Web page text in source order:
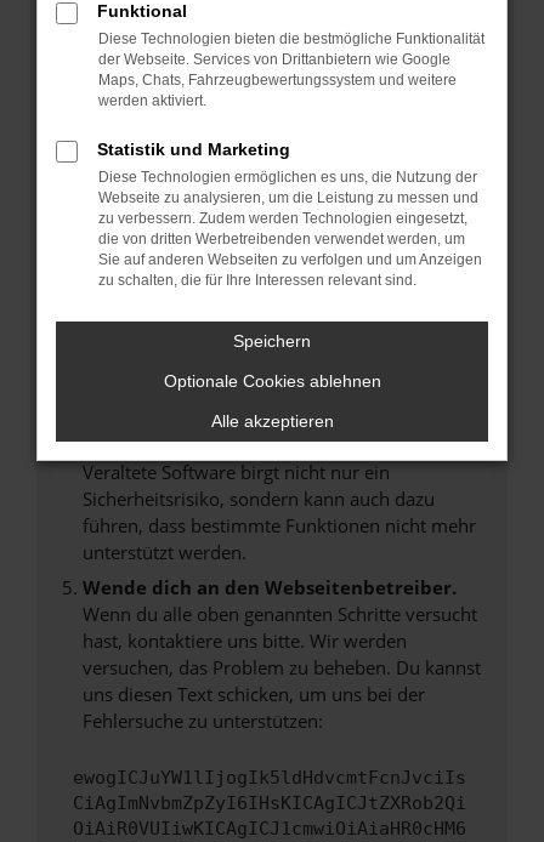
Überprüfe deine Firewall und deine
Internetverbindung.
Laden andere Webseiten, zum Beispiel deine
Suchmaschine?
Manche Erweiterungen, wie Werbeblocker,
können das Laden bestimmter Seiten
verhindern. Funktioniert die Seite in einem
anderen Browser oder in einem privaten
Fenster?
Das kann manchmal helfen, vorübergehende
Probleme zu beheben.
Stelle sicher, dass dein Browser und dein
Betriebssystem auf dem neuesten Stand
sind.
Veraltete Software birgt nicht nur ein
Sicherheitsrisiko, sondern kann auch dazu
führen, dass bestimmte Funktionen nicht mehr
unterstützt werden.
Wende dich an den Webseitenbetreiber.
Wenn du alle oben genannten Schritte versucht
hast, kontaktiere uns bitte. Wir werden
versuchen, das Problem zu beheben. Du kannst
uns diesen Text schicken, um uns bei der
Fehlersuche zu unterstützen:
ewogICJuYW1lIjogIk5ldHdvcmtFcnJvciIs
CiAgImNvbmZpZyI6IHsKICAgICJtZXRob2Qi
OiAiR0VUIiwKICAgICJ1cmwiOiAiaHR0cHM6
Funktional
Diese Technologien bieten die bestmögliche Funktionalität
der Webseite. Services von Drittanbietern wie Google
Maps, Chats, Fahrzeugbewertungssystem und weitere
werden aktiviert.
Statistik und Marketing
Diese Technologien ermöglichen es uns, die Nutzung der
Webseite zu analysieren, um die Leistung zu messen und
zu verbessern. Zudem werden Technologien eingesetzt,
die von dritten Werbetreibenden verwendet werden, um
Sie auf anderen Webseiten zu verfolgen und um Anzeigen
zu schalten, die für Ihre Interessen relevant sind.
Speichern
Optionale Cookies ablehnen
Alle akzeptieren